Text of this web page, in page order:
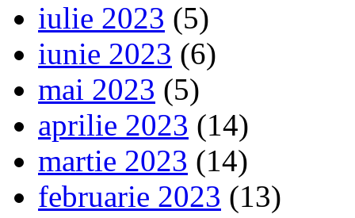
iulie 2023 (5)
iunie 2023 (6)
mai 2023 (5)
aprilie 2023 (14)
martie 2023 (14)
februarie 2023 (13)